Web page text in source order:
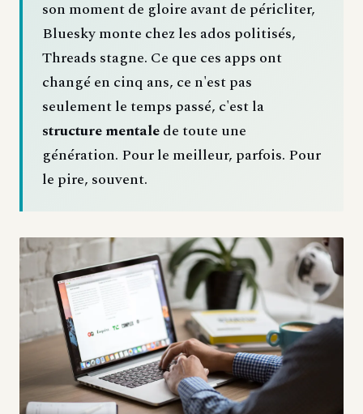
son moment de gloire avant de péricliter,
Bluesky monte chez les ados politisés,
Threads stagne. Ce que ces apps ont
changé en cinq ans, ce n'est pas
seulement le temps passé, c'est la
structure mentalede toute une
génération. Pour le meilleur, parfois. Pour
le pire, souvent.